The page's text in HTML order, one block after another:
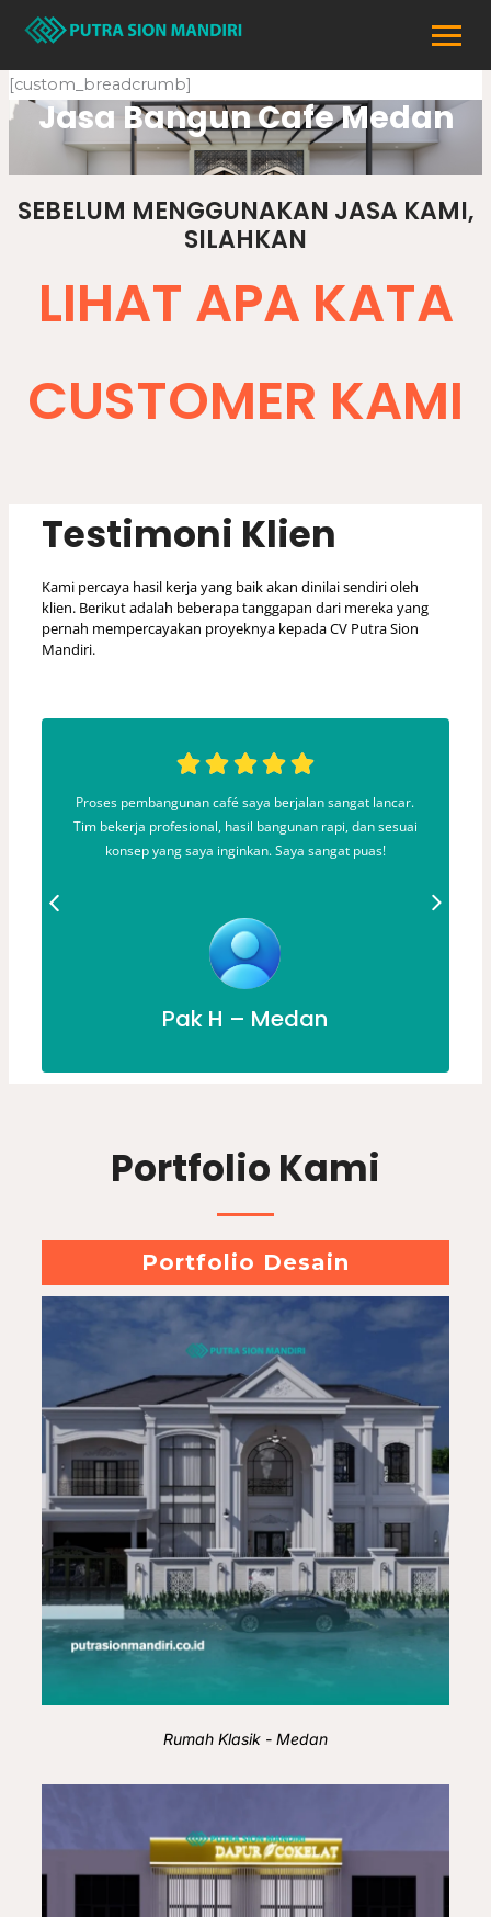
Lewati
konten
[custom_breadcrumb]
Jasa Bangun Cafe Medan
SEBELUM MENGGUNAKAN JASA KAMI,
SILAHKAN
LIHAT APA KATA
CUSTOMER KAMI
Testimoni Klien
Kami percaya hasil kerja yang baik akan dinilai sendiri oleh
klien. Berikut adalah beberapa tanggapan dari mereka yang
pernah mempercayakan proyeknya kepada CV Putra Sion
Mandiri.
Pak H – Medan
Proses pembangunan café saya berjalan sangat lancar.
Tim bekerja profesional, hasil bangunan rapi, dan sesuai
konsep yang saya inginkan. Saya sangat puas!
Portfolio Kami
Portfolio Desain
Rumah Klasik - Medan